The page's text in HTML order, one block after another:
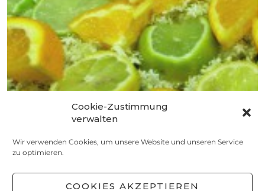
Cookie-Zustimmung
verwalten
Wir verwenden Cookies, um unsere Website und unseren Service
zu optimieren.
COOKIES AKZEPTIEREN
VORRATSKAMMER
Holunderblütensirup